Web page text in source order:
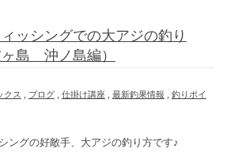
ッシングでの大アジの釣り
島 沖ノ島編）
クス , ブログ, 仕掛け講座, 最新釣果情報 , 釣りポイ
ングの好敵手、大アジの釣り方です♪